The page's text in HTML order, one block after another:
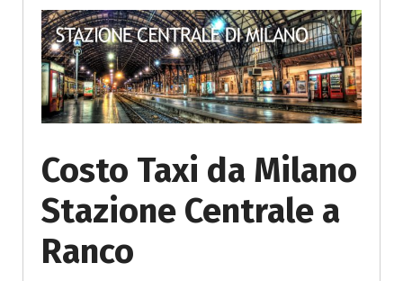
Costo Taxi da Milano
Stazione Centrale a
Ranco